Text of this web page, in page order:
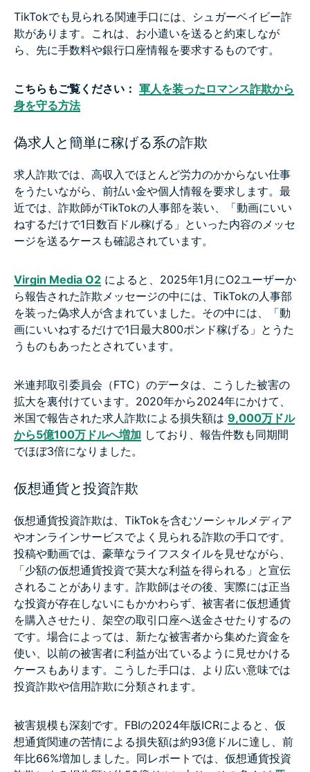
TikTokでも見られる関連手口には、シュガーベイビー詐
欺があります。これは、お小遣いを送ると約束しなが
ら、先に手数料や銀行口座情報を要求するものです。
こちらもご覧ください： 軍人を装ったロマンス詐欺から
身を守る方法
偽求人と簡単に稼げる系の詐欺
求人詐欺では、高収入でほとんど労力のかからない仕事
をうたいながら、前払い金や個人情報を要求します。最
近では、詐欺師がTikTokの人事部を装い、「動画にいい
ねするだけで1日数百ドル稼げる」といった内容のメッセ
ージを送るケースも確認されています。
Virgin Media O2 によると、2025年1月にO2ユーザーか
ら報告された詐欺メッセージの中には、TikTokの人事部
を装った偽求人が含まれていました。その中には、「動
画にいいねするだけで1日最大800ポンド稼げる」とうた
うものもあったとされています。
米連邦取引委員会（FTC）のデータは、こうした被害の
拡大を裏付けています。2020年から2024年にかけて、
米国で報告された求人詐欺による損失額は 9,000万ドル
から5億100万ドルへ増加 しており、報告件数も同期間
でほぼ3倍になりました。
仮想通貨と投資詐欺
仮想通貨投資詐欺は、TikTokを含むソーシャルメディア
やオンラインサービスでよく見られる詐欺の手口です。
投稿や動画では、豪華なライフスタイルを見せながら、
「少額の仮想通貨投資で莫大な利益を得られる」と宣伝
されることがあります。詐欺師はその後、実際には正当
な投資が存在しないにもかかわらず、被害者に仮想通貨
を購入させたり、架空の取引口座へ送金させたりするの
です。場合によっては、新たな被害者から集めた資金を
使い、以前の被害者に利益が出ているように見せかける
ケースもあります。こうした手口は、より広い意味では
投資詐欺や信用詐欺に分類されます。
被害規模も深刻です。FBIの2024年版ICRによると、仮
想通貨関連の苦情による損失額は約93億ドルに達し、前
年比66%増加しました。同レポートでは、仮想通貨投資